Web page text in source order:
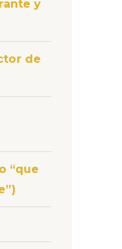
y
de
“que